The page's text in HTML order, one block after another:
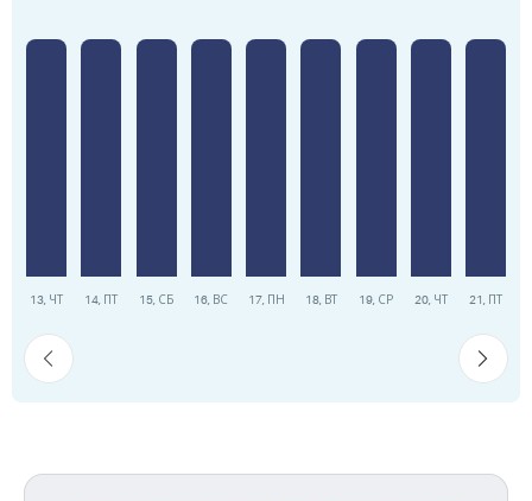
13 ЧТ 14 ПТ 15 СБ 16 ВС 17, ПН 18, ВТ 19 СР 20, ЧТ 21 ПТ